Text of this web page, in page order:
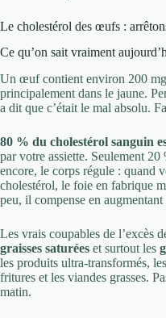
Le cholestérol des œufs :
Ce qu’on sait vraiment
Un œuf contient environ 200
principalement dans le jaune.
a dit que c’était le mal absolu.
80 % du cholestérol sanguin
par votre assiette. Seulement
encore, le corps régule : quand
cholestérol, le foie en fabrique
peu, il compense en
Les vrais coupables de l’excès
graisses saturées et surtout les
les produits ultra-transformés,
fritures et les viandes grasses.
matin.